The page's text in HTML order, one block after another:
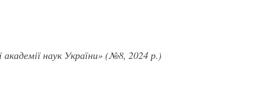
наук України» (№8, 2024 р.)